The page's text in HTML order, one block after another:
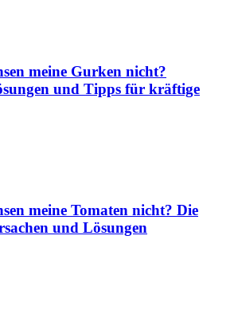
meine Gurken nicht?
und Tipps für kräftige
meine Tomaten nicht? Die
und Lösungen